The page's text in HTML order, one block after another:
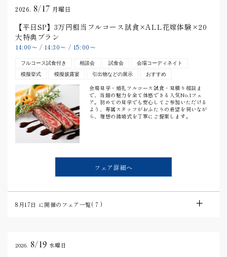
2026. 8/17 月曜日
【平日SP】3万円相当フルコース試食×ALL花嫁体験×20
大特典プラン
14:00〜 / 14:30〜 / 15:00〜
フルコース試食付き 相談会 試食会
会場コーディネイト
模擬挙式
模擬披露宴 引出物などの展示 おすすめ
会場見学・婚礼フルコース試食・見積り相談ま
で、当館の魅力を全て体感できる人気No.1フェ
ア。初めての見学でも安心してご参加いただける
よう、専属スタッフがおふたりの希望を伺いなが
ら、理想の結婚式を丁寧にご提案します。
フェア詳細へ
8月17日 に開催のフェア一覧(7 )
2026. 8/19 水曜日